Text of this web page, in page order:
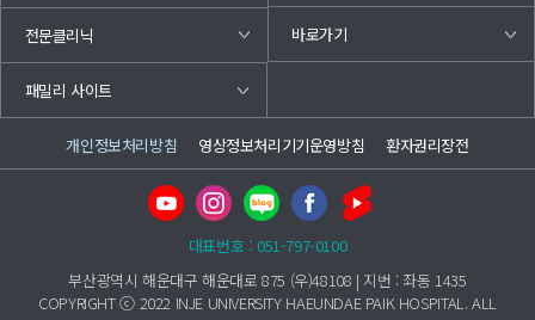
전문클리닉 바로가기
패밀리 사이트
개인정보처리방침 영상정보처리기기운영방침 환자권리장전
대표번호 : 051-797-0100
부산광역시 해운대구 해운대로 875 (우)48108 | 지번 : 좌동 1435
COPYRIGHT ⓒ 2022 INJE UNIVERSITY HAEUNDAE PAIK HOSPITAL. ALL